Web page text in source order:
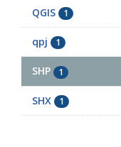
QGIS 1
qpj 1
SHP 1
SHX 1